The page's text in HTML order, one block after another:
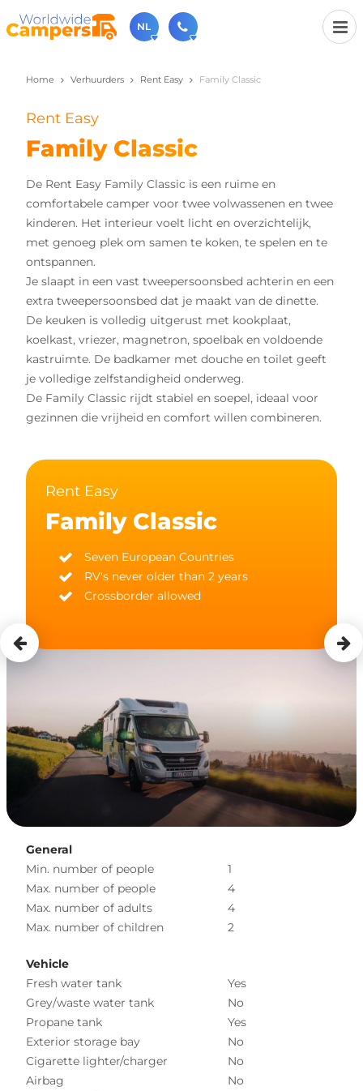
NL
030-6974964
sales@worldwidecampers.com
Je kunt ons natuurlijk ook altijd een mailtje sturen.
Home Verhuurders Rent Easy Family Classic
Rent Easy
Family Classic
De Rent Easy Family Classic is een ruime en
comfortabele camper voor twee volwassenen en twee
kinderen. Het interieur voelt licht en overzichtelijk,
met genoeg plek om samen te koken, te spelen en te
ontspannen.
Je slaapt in een vast tweepersoonsbed achterin en een
extra tweepersoonsbed dat je maakt van de dinette.
De keuken is volledig uitgerust met kookplaat,
koelkast, vriezer, magnetron, spoelbak en voldoende
kastruimte. De badkamer met douche en toilet geeft
je volledige zelfstandigheid onderweg.
De Family Classic rijdt stabiel en soepel, ideaal voor
gezinnen die vrijheid en comfort willen combineren.
Rent Easy
Family Classic
Seven European Countries
RV's never older than 2 years
Crossborder allowed
General
Min. number of people
1
Max. number of people
4
Max. number of adults
4
Max. number of children
2
Vehicle
Fresh water tank
Yes
Grey/waste water tank
No
Propane tank
Yes
Exterior storage bay
No
Cigarette lighter/charger
No
Airbag
No